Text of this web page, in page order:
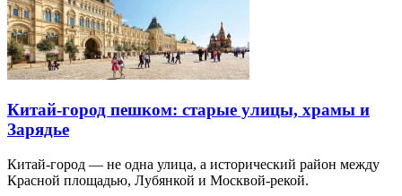
Китай-город пешком: старые улицы, храмы и
Зарядье
Китай-город — не одна улица, а исторический район между
Красной площадью, Лубянкой и Москвой-рекой.